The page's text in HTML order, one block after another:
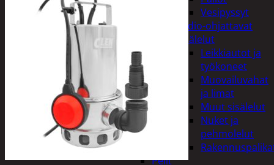
Vesipyssyt
Radio-ohjattavat
Sisälelut
Leikkiautot ja
työkoneet
Muovailuvahat
ja limat
Muut sisälelut
Nuket ja
pehmolelut
Pelit